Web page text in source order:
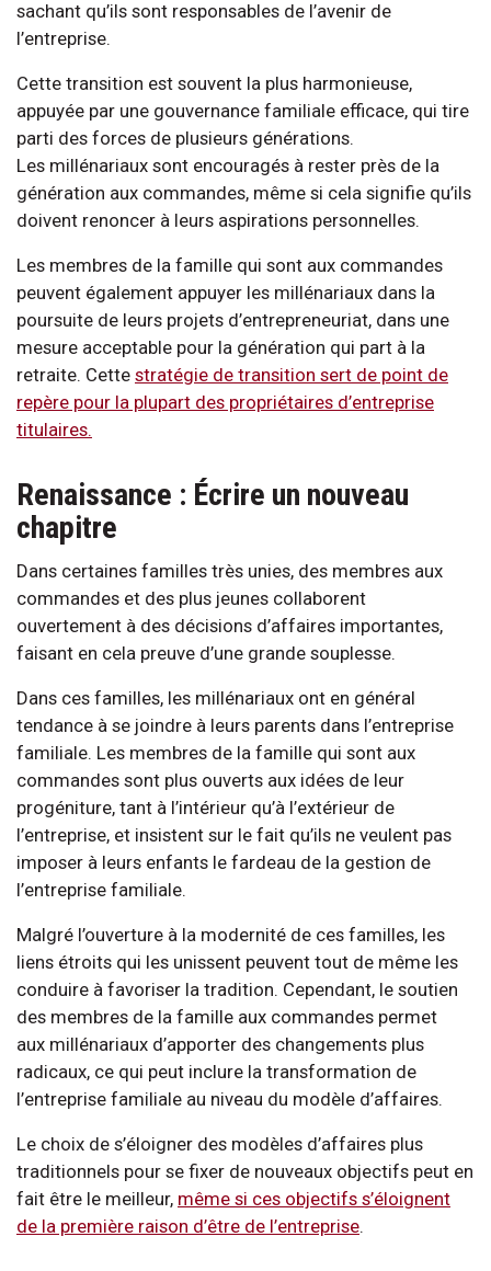
sachant qu’ils sont responsables de l’avenir de
l’entreprise.
Cette transition est souvent la plus harmonieuse,
appuyée par une gouvernance familiale efficace, qui tire
parti des forces de plusieurs générations.
Les millénariaux sont encouragés à rester près de la
génération aux commandes, même si cela signifie qu’ils
doivent renoncer à leurs aspirations personnelles.
Les membres de la famille qui sont aux commandes
peuvent également appuyer les millénariaux dans la
poursuite de leurs projets d’entrepreneuriat, dans une
mesure acceptable pour la génération qui part à la
retraite. Cette stratégie de transition sert de point de
repère pour la plupart des propriétaires d’entreprise
titulaires.
Renaissance : Écrire un nouveau
chapitre
Dans certaines familles très unies, des membres aux
commandes et des plus jeunes collaborent
ouvertement à des décisions d’affaires importantes,
faisant en cela preuve d’une grande souplesse.
Dans ces familles, les millénariaux ont en général
tendance à se joindre à leurs parents dans l’entreprise
familiale. Les membres de la famille qui sont aux
commandes sont plus ouverts aux idées de leur
progéniture, tant à l’intérieur qu’à l’extérieur de
l’entreprise, et insistent sur le fait qu’ils ne veulent pas
imposer à leurs enfants le fardeau de la gestion de
l’entreprise familiale.
Malgré l’ouverture à la modernité de ces familles, les
liens étroits qui les unissent peuvent tout de même les
conduire à favoriser la tradition. Cependant, le soutien
des membres de la famille aux commandes permet
aux millénariaux d’apporter des changements plus
radicaux, ce qui peut inclure la transformation de
l’entreprise familiale au niveau du modèle d’affaires.
Le choix de s’éloigner des modèles d’affaires plus
traditionnels pour se fixer de nouveaux objectifs peut en
fait être le meilleur, même si ces objectifs s’éloignent
de la première raison d’être de l’entreprise.